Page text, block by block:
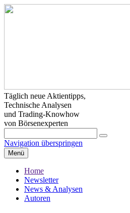
Täglich neue Aktientipps,
Technische Analysen
und Trading-Knowhow
von Börsenexperten
Navigation überspringen
Menü
Home
Newsletter
News & Analysen
Autoren